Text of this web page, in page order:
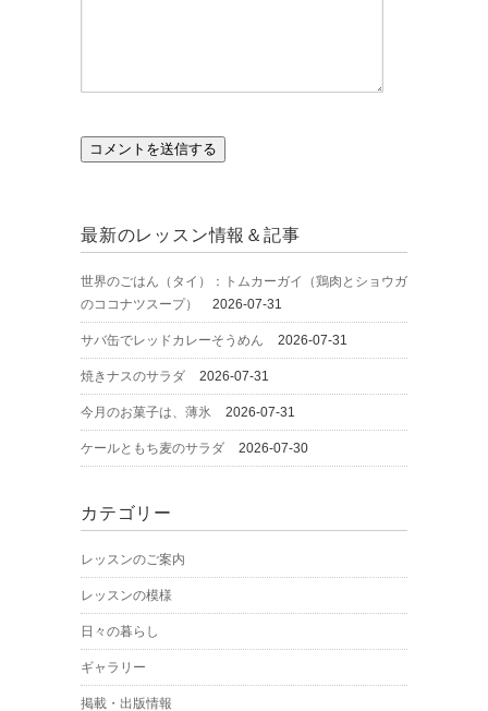
最新のレッスン情報＆記事
世界のごはん（タイ）：トムカーガイ（鶏肉とショウガ
のココナツスープ）
2026-07-31
サバ缶でレッドカレーそうめん 2026-07-31
焼きナスのサラダ 2026-07-31
今月のお菓子は、薄氷 2026-07-31
ケールともち麦のサラダ 2026-07-30
カテゴリー
レッスンのご案内
レッスンの模様
日々の暮らし
ギャラリー
掲載・出版情報